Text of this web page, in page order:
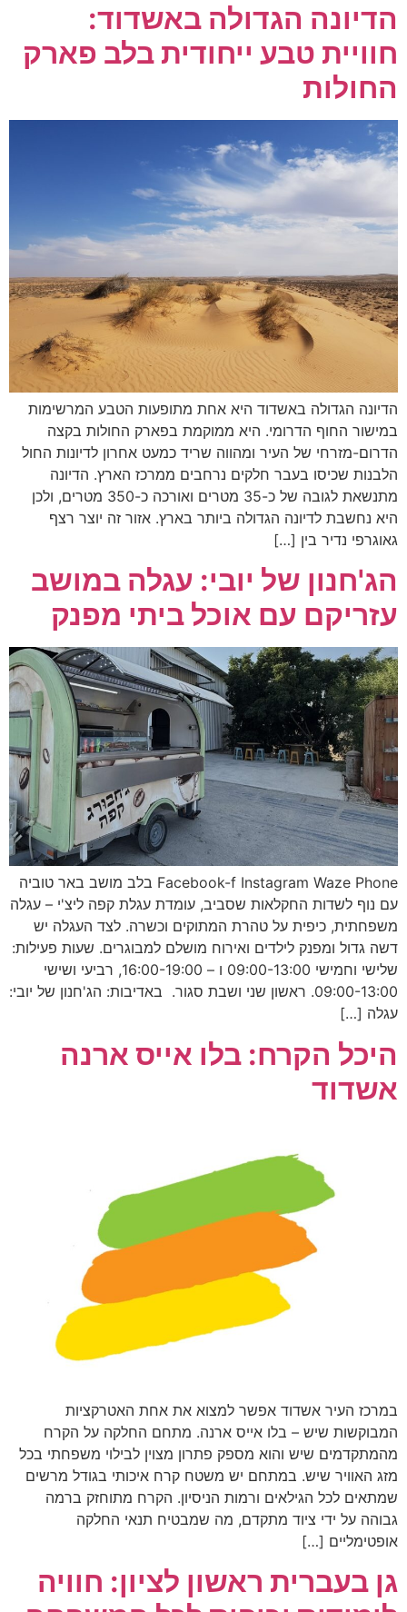
הדיונה הגדולה באשדוד:
חוויית טבע ייחודית בלב פארק
החולות
הדיונה הגדולה באשדוד היא אחת מתופעות הטבע המרשימות
במישור החוף הדרומי. היא ממוקמת בפארק החולות בקצה
הדרום-מזרחי של העיר ומהווה שריד כמעט אחרון לדיונות החול
הלבנות שכיסו בעבר חלקים נרחבים ממרכז הארץ. הדיונה
מתנשאת לגובה של כ-35 מטרים ואורכה כ-350 מטרים, ולכן
היא נחשבת לדיונה הגדולה ביותר בארץ. אזור זה יוצר רצף
גאוגרפי נדיר בין […]
הג'חנון של יובי: עגלה במושב
עזריקם עם אוכל ביתי מפנק
Facebook-f Instagram Waze Phone בלב מושב באר טוביה
עם נוף לשדות החקלאות שסביב, עומדת עגלת קפה ליצ'י – עגלה
משפחתית, כיפית על טהרת המתוקים וכשרה. לצד העגלה יש
דשה גדול ומפנק לילדים ואירוח מושלם למבוגרים. שעות פעילות:
שלישי וחמישי 09:00-13:00 ו – 16:00-19:00, רביעי ושישי
09:00-13:00. ראשון שני ושבת סגור. באדיבות: הג'חנון של יובי:
עגלה […]
היכל הקרח: בלו אייס ארנה
אשדוד
במרכז העיר אשדוד אפשר למצוא את אחת האטרקציות
המבוקשות שיש – בלו אייס ארנה. מתחם החלקה על הקרח
מהמתקדמים שיש והוא מספק פתרון מצוין לבילוי משפחתי בכל
מזג האוויר שיש. במתחם יש משטח קרח איכותי בגודל מרשים
שמתאים לכל הגילאים ורמות הניסיון. הקרח מתוחזק ברמה
גבוהה על ידי ציוד מתקדם, מה שמבטיח תנאי החלקה
אופטימליים […]
גן בעברית ראשון לציון: חוויה